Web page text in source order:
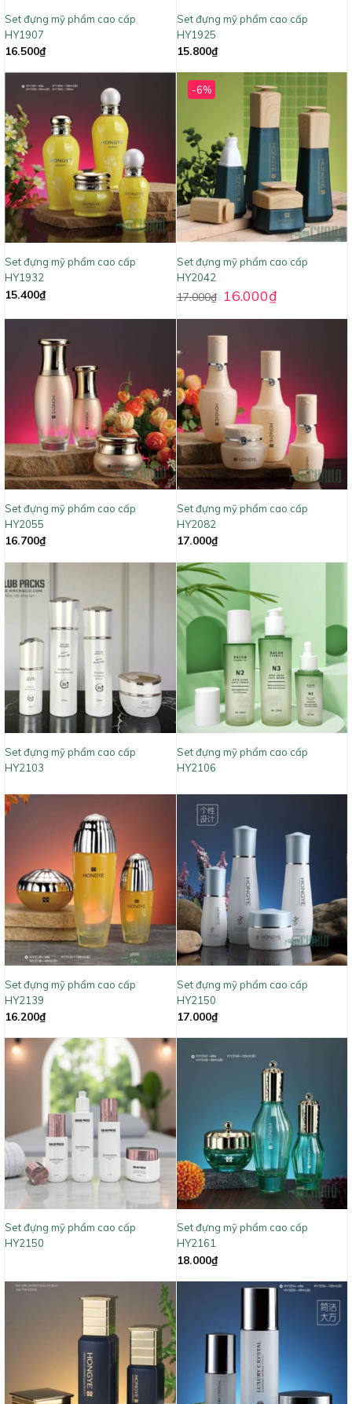
Set đựng mỹ phẩm cao cấp
HY1907
16.500₫
Set đựng mỹ phẩm cao cấp
HY1925
15.800₫
Set đựng mỹ phẩm cao cấp
HY1932
15.400₫
-6%
Set đựng mỹ phẩm cao cấp
HY2042
17.000₫ 16.000₫
Set đựng mỹ phẩm cao cấp
HY2055
16.700₫
Set đựng mỹ phẩm cao cấp
HY2082
17.000₫
Set đựng mỹ phẩm cao cấp
HY2103
Set đựng mỹ phẩm cao cấp
HY2106
Set đựng mỹ phẩm cao cấp
HY2139
16.200₫
Set đựng mỹ phẩm cao cấp
HY2150
17.000₫
Set đựng mỹ phẩm cao cấp
HY2150
Set đựng mỹ phẩm cao cấp
HY2161
18.000₫